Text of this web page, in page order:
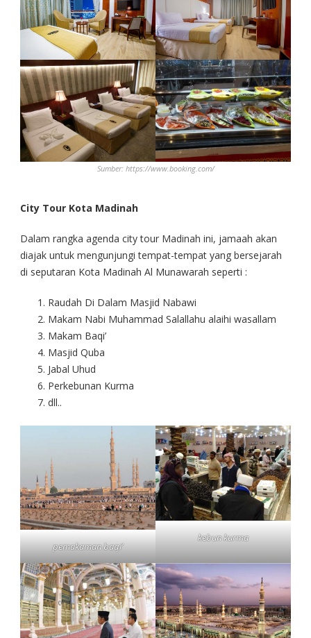
Sumber: https://www.booking.com/
City Tour Kota Madinah
Dalam rangka agenda city tour Madinah ini, jamaah akan
diajak untuk mengunjungi tempat-tempat yang bersejarah
di seputaran Kota Madinah Al Munawarah seperti :
Raudah Di Dalam Masjid Nabawi
Makam Nabi Muhammad Salallahu alaihi wasallam
Makam Baqi’
Masjid Quba
Jabal Uhud
Perkebunan Kurma
dll..
pemakaman baqi’
kebun kurma